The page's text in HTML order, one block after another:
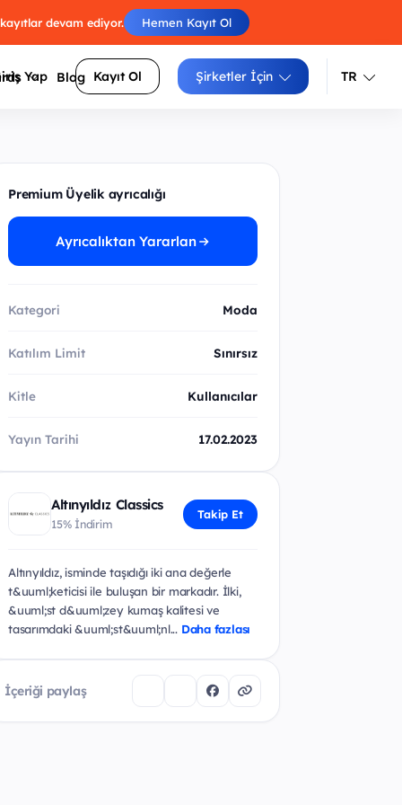
devam ediyor. Hemen Kayıt Ol
Engelleri atla, skorunu arkadaşlarınla
yarıştır.
Izgara doldur, zorluğunu seç, puanını
hücrelerden geç.
Blog
Yap Kayıt Ol Şirketler İçin TR
Premium Üyelik ayrıcalığı
Ayrıcalıktan Yararlan
Kategori Moda
Katılım Limit Sınırsız
Kitle Kullanıcılar
Yayın Tarihi 17.02.2023
Altınyıldız Classics
15% İndirim
Takip Et
Altınyıldız, isminde taşıdığı iki ana değerle
t&uuml;keticisi ile buluşan bir markadır. İlki,
&uuml;st d&uuml;zey kumaş kalitesi ve
tasarımdaki &uuml;st&uuml;nl... Daha fazlası
İçeriği paylaş